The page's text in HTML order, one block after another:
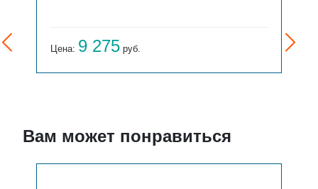
Цена: 9 275 руб.
Вам может понравиться